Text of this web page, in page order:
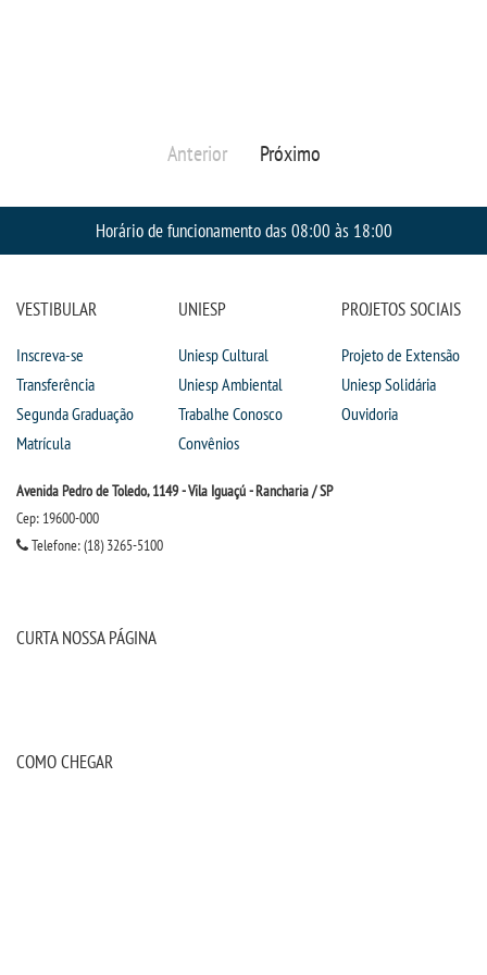
Anterior Próximo
Horário de funcionamento das 08:00 às 18:00
VESTIBULAR
Inscreva-se
Transferência
Segunda Graduação
Matrícula
UNIESP
Uniesp Cultural
Uniesp Ambiental
Trabalhe Conosco
Convênios
PROJETOS SOCIAIS
Projeto de Extensão
Uniesp Solidária
Ouvidoria
Avenida Pedro de Toledo, 1149 - Vila Iguaçú - Rancharia / SP
Cep: 19600-000
Telefone: (18) 3265-5100
CURTA NOSSA PÁGINA
COMO CHEGAR